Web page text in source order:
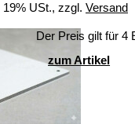
19% USt., zzgl. Versand
Der Preis gilt für 4
zum Artikel